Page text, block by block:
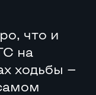
что и
на
ходьбы —